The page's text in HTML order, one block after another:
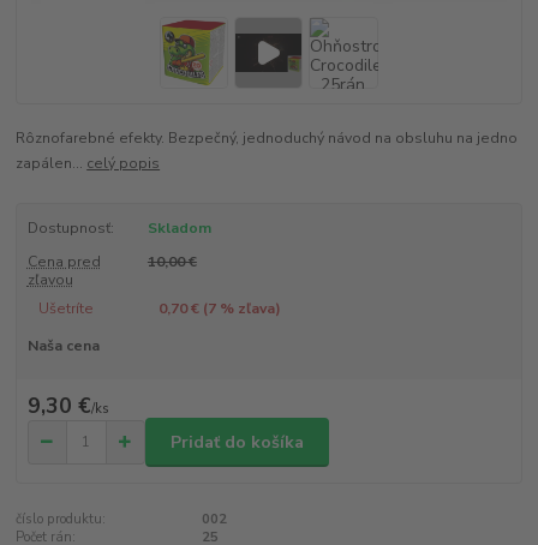
Rôznofarebné efekty. Bezpečný, jednoduchý návod na obsluhu na jedno
zapálen... celý popis
Dostupnosť:
Skladom
Cena pred
zľavou
10,00 €
Ušetríte 0,70 € (7% zľava)
Naša cena
9,30 €/ks
Pridať do košíka
číslo produktu:
002
Počet rán:
25